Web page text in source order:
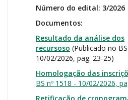
Número do edital: 3/2026
Documentos:
Resultado da análise dos
recursoso (Publicado no
10/02/2026, pag. 23-25)
Homologação das
BS nº 1518 - 10/02/2026,
Retificação de